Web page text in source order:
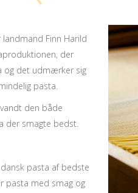
landmand Finn Harild
der
og det udmærker sig
pasta.
den både
der smagte bedst.
pasta af bedste
pasta med smag og